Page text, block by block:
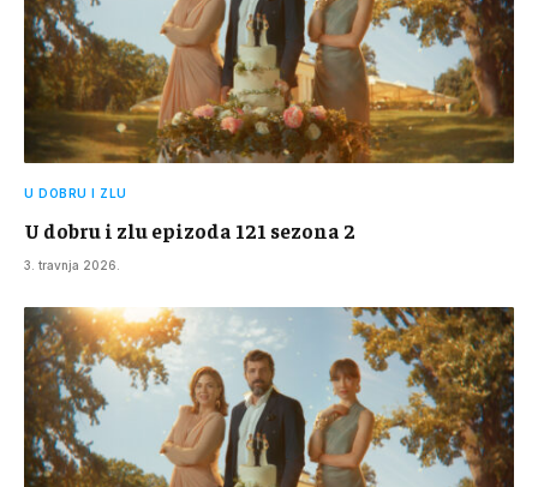
U DOBRU I ZLU
U dobru i zlu epizoda 121 sezona 2
3. travnja 2026.